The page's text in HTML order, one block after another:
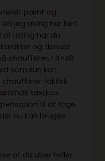
pænt og
jeg aldrig har kørt
af rating har du
og derved
chauffører. I 4×48
som kun kan
faktisk
taxalov.
til at tage
nu kan bruges
at da uber heller